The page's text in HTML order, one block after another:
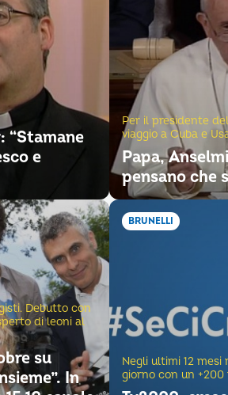
“Stamane
e
Per il presidente
viaggio a Cuba e
Papa,
pensano che
Debutto con
di leoni al
su
In
BRUNELLI
Negli ultimi 12
giorno con un